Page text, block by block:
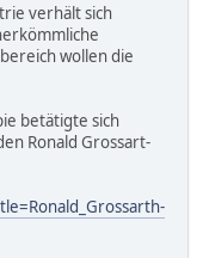
verhält sich
wollen die
betätigte sich
Ronald Grossart-